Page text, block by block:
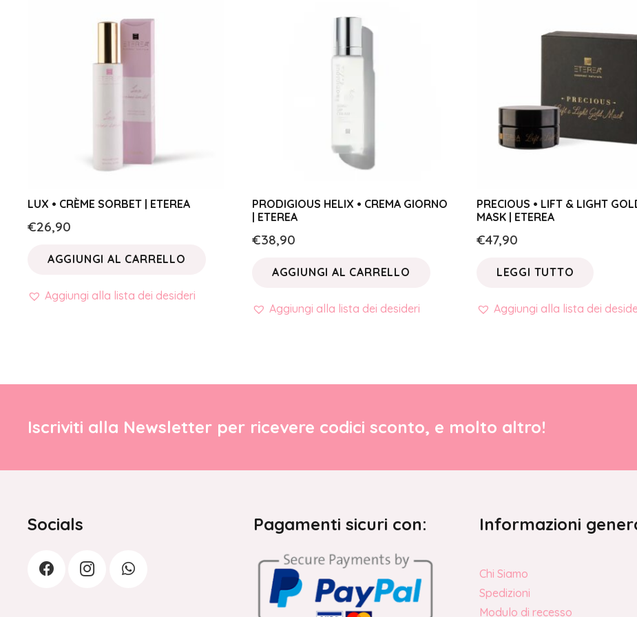
LUX • CRÈME SORBET | ETEREA
€26,90
AGGIUNGI AL CARRELLO
Aggiungi alla lista dei desideri
PRODIGIOUS HELIX • CREMA GIORNO
| ETEREA
€38,90
AGGIUNGI AL CARRELLO
Aggiungi alla lista dei desideri
PRECIOUS • LIFT & LIGHT
MASK | ETEREA
€47,90
LEGGI TUTTO
Aggiungi alla lista dei
Iscriviti alla Newsletter per ricevere codici sconto, e molto altro!
Socials Pagamenti sicuri con: Informazioni
Chi Siamo
Spedizioni
Modulo di recesso